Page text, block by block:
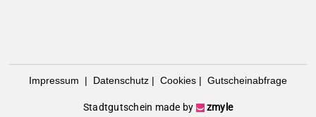
Impressum | Datenschutz| Cookies| Gutscheinabfrage
Stadtgutschein made by zmyle